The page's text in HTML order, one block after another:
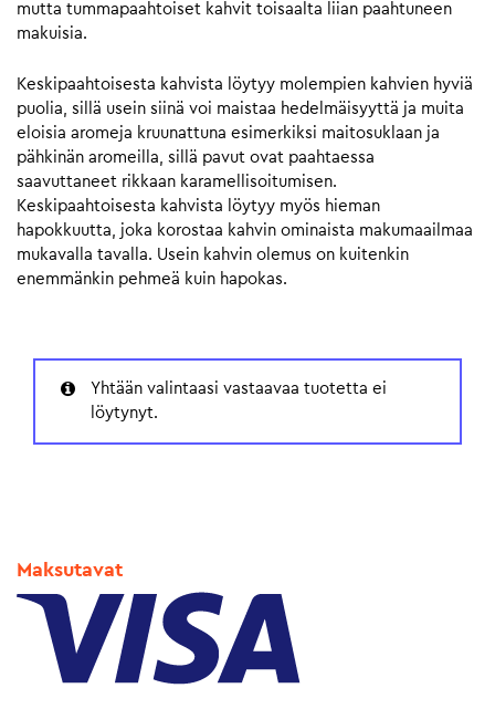
mutta tummapaahtoiset kahvit toisaalta liian paahtuneen
makuisia.
Keskipaahtoisesta kahvista löytyy molempien kahvien hyviä
puolia, sillä usein siinä voi maistaa hedelmäisyyttä ja muita
eloisia aromeja kruunattuna esimerkiksi maitosuklaan ja
pähkinän aromeilla, sillä pavut ovat paahtaessa
saavuttaneet rikkaan karamellisoitumisen.
Keskipaahtoisesta kahvista löytyy myös hieman
hapokkuutta, joka korostaa kahvin ominaista makumaailmaa
mukavalla tavalla. Usein kahvin olemus on kuitenkin
enemmänkin pehmeä kuin hapokas.
Yhtään valintaasi vastaavaa tuotetta ei
löytynyt.
Maksutavat